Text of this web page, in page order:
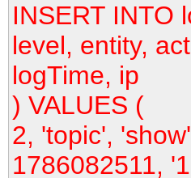
INSERT INTO
level, entity,
logTime, ip
) VALUES (
2, 'topic',
1786082511,